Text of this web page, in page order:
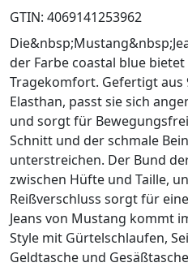
GTIN: 4069141253962
der Farbe coastal blue
Tragekomfort. Gefertigt aus
Elasthan, passt sie sich
und sorgt für
Schnitt und der schmale
unterstreichen. Der Bund
zwischen Hüfte und Taille,
Reißverschluss sorgt für
Jeans von Mustang kommt
Style mit Gürtelschlaufen,
Geldtasche und